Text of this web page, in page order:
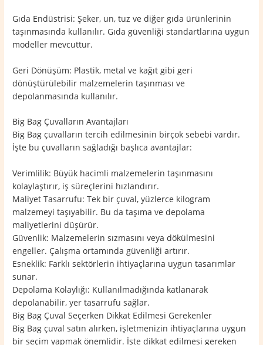
Gıda Endüstrisi: Şeker, un, tuz ve diğer gıda ürünlerinin
taşınmasında kullanılır. Gıda güvenliği standartlarına uygun
modeller mevcuttur.
Geri Dönüşüm: Plastik, metal ve kağıt gibi geri
dönüştürülebilir malzemelerin taşınması ve
depolanmasında kullanılır.
Big Bag Çuvalların Avantajları
Big Bag çuvalların tercih edilmesinin birçok sebebi vardır.
İşte bu çuvalların sağladığı başlıca avantajlar:
Verimlilik: Büyük hacimli malzemelerin taşınmasını
kolaylaştırır, iş süreçlerini hızlandırır.
Maliyet Tasarrufu: Tek bir çuval, yüzlerce kilogram
malzemeyi taşıyabilir. Bu da taşıma ve depolama
maliyetlerini düşürür.
Güvenlik: Malzemelerin sızmasını veya dökülmesini
engeller. Çalışma ortamında güvenliği artırır.
Esneklik: Farklı sektörlerin ihtiyaçlarına uygun tasarımlar
sunar.
Depolama Kolaylığı: Kullanılmadığında katlanarak
depolanabilir, yer tasarrufu sağlar.
Big Bag Çuval Seçerken Dikkat Edilmesi Gerekenler
Big Bag çuval satın alırken, işletmenizin ihtiyaçlarına uygun
bir seçim yapmak önemlidir. İşte dikkat edilmesi gereken